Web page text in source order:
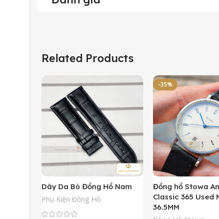
Related Products
Dây Da Bò Đồng Hồ Nam
Phụ Kiện Đồng Hồ
-35%
Đồng hồ Stowa
Classic 365 Used
36.5MM